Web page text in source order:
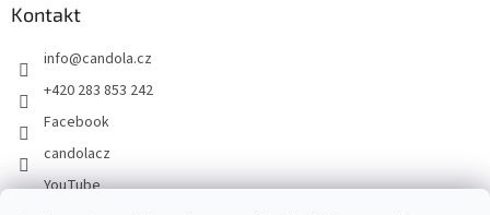
Kontakt
info@candola.cz
+420 283 853 242
Facebook
candolacz
YouTube